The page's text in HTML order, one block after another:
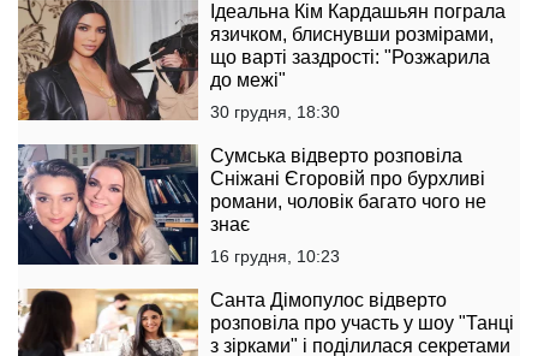
Ідеальна Кім Кардашьян пограла
язичком, блиснувши розмірами,
що варті заздрості: "Розжарила
до межі"
30 грудня, 18:30
Сумська відверто розповіла
Сніжані Єгоровій про бурхливі
романи, чоловік багато чого не
знає
16 грудня, 10:23
Санта Дімопулос відверто
розповіла про участь у шоу "Танці
з зірками" і поділилася секретами